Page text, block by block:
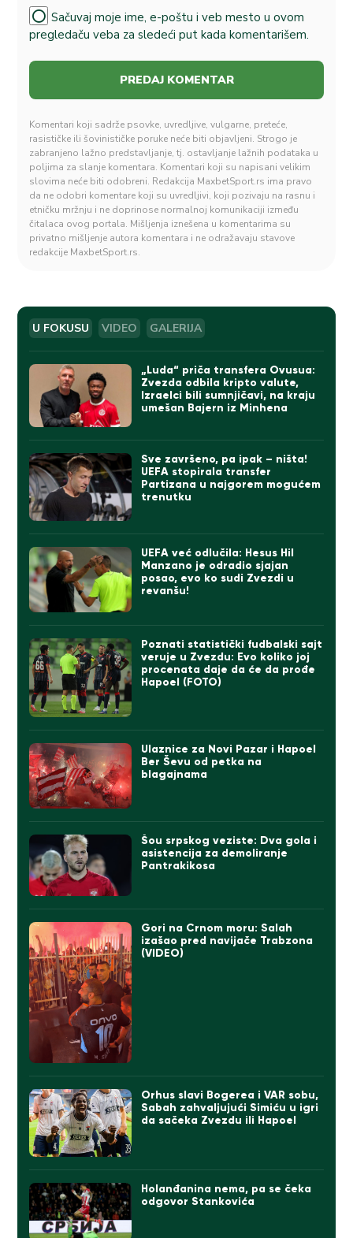
Sačuvaj moje ime, e-poštu i veb mesto u ovom
pregledaču veba za sledeći put kada komentarišem.
Komentari koji sadrže psovke, uvredljive, vulgarne, preteće,
rasističke ili šovinističke poruke neće biti objavljeni. Strogo je
zabranjeno lažno predstavljanje, tj. ostavljanje lažnih podataka u
poljima za slanje komentara. Komentari koji su napisani velikim
slovima neće biti odobreni. Redakcija MaxbetSport.rs ima pravo
da ne odobri komentare koji su uvredljivi, koji pozivaju na rasnu i
etničku mržnju i ne doprinose normalnoj komunikaciji između
čitalaca ovog portala. Mišljenja iznešena u komentarima su
privatno mišljenje autora komentara i ne odražavaju stavove
redakcije MaxbetSport.rs.
U FOKUSU VIDEO GALERIJA
„Luda“ priča transfera Ovusua:
Zvezda odbila kripto valute,
Izraelci bili sumnjičavi, na kraju
umešan Bajern iz Minhena
Sve završeno, pa ipak – ništa!
UEFA stopirala transfer
Partizana u najgorem mogućem
trenutku
UEFA već odlučila: Hesus Hil
Manzano je odradio sjajan
posao, evo ko sudi Zvezdi u
revanšu!
Poznati statistički fudbalski sajt
veruje u Zvezdu: Evo koliko joj
procenata daje da će da prođe
Hapoel (FOTO)
Ulaznice za Novi Pazar i Hapoel
Ber Ševu od petka na
blagajnama
Šou srpskog veziste: Dva gola i
asistencija za demoliranje
Pantrakikosa
Gori na Crnom moru: Salah
izašao pred navijače Trabzona
(VIDEO)
Orhus slavi Bogerea i VAR sobu,
Sabah zahvaljujući Simiću u igri
da sačeka Zvezdu ili Hapoel
Holanđanina nema, pa se čeka
odgovor Stankovića